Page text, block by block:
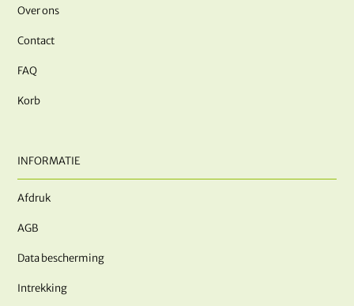
Over ons
Contact
FAQ
Korb
INFORMATIE
Afdruk
AGB
Data bescherming
Intrekking